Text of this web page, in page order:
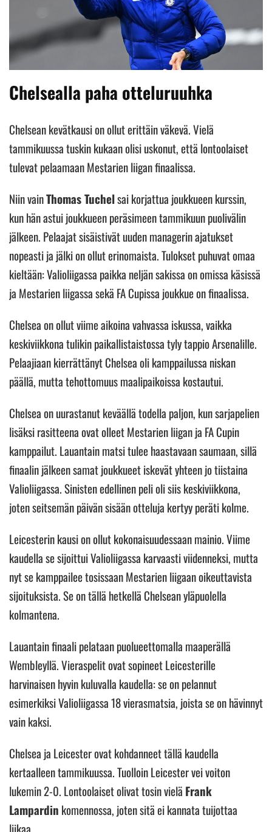
Chelsealla paha otteluruuhka
Chelsean kevätkausi on ollut erittäin väkevä. Vielä
tammikuussa tuskin kukaan olisi uskonut, että lontoolaiset
tulevat pelaamaan Mestarien liigan finaalissa.
Niin vainThomas Tuchelsai korjattua joukkueen kurssin,
kun hän astui joukkueen peräsimeen tammikuun puolivälin
jälkeen. Pelaajat sisäistivät uuden managerin ajatukset
nopeasti ja jälki on ollut erinomaista. Tulokset puhuvat omaa
kieltään: Valioliigassa paikka neljän sakissa on omissa käsissä
ja Mestarien liigassa sekä FA Cupissa joukkue on finaalissa.
Chelsea on ollut viime aikoina vahvassa iskussa, vaikka
keskiviikkona tulikin paikallistaistossa tyly tappio Arsenalille.
Pelaajiaan kierrättänyt Chelsea oli kamppailussa niskan
päällä, mutta tehottomuus maalipaikoissa kostautui.
Chelsea on uurastanut keväällä todella paljon, kun sarjapelien
lisäksi rasitteena ovat olleet Mestarien liigan ja FA Cupin
kamppailut. Lauantain matsi tulee haastavaan saumaan, sillä
finaalin jälkeen samat joukkueet iskevät yhteen jo tiistaina
Valioliigassa. Sinisten edellinen peli oli siis keskiviikkona,
joten seitsemän päivän sisään otteluja kertyy peräti kolme.
Leicesterin kausi on ollut kokonaisuudessaan mainio. Viime
kaudella se sijoittui Valioliigassa karvaasti viidenneksi, mutta
nyt se kamppailee tosissaan Mestarien liigaan oikeuttavista
sijoituksista. Se on tällä hetkellä Chelsean yläpuolella
kolmantena.
Lauantain finaali pelataan puolueettomalla maaperällä
Wembleyllä. Vieraspelit ovat sopineet Leicesterille
harvinaisen hyvin kuluvalla kaudella: se on pelannut
esimerkiksi Valioliigassa 18 vierasmatsia, joista se on hävinnyt
vain kaksi.
Chelsea ja Leicester ovat kohdanneet tällä kaudella
kertaalleen tammikuussa. Tuolloin Leicester vei voiton
lukemin 2-0. Lontoolaiset olivat tosin vielä Frank
Lampardin komennossa, joten sitä ei kannata tuijottaa
liikaa.